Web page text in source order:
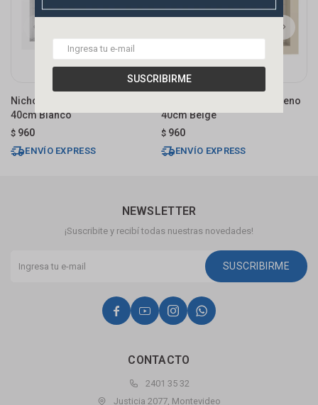
SUSCRIBIRME
Nicho Empotrar Polipropileno
40cm Blanco
$ 960
ENVÍO EXPRESS
Nicho Empotrar Polipropileno
40cm Beige
$ 960
ENVÍO EXPRESS
CONTACTO
2401 35 32
Justicia 2077, Montevideo
NEWSLETTER
¡Suscribite y recibí todas nuestras novedades!
SUSCRIBIRME
   